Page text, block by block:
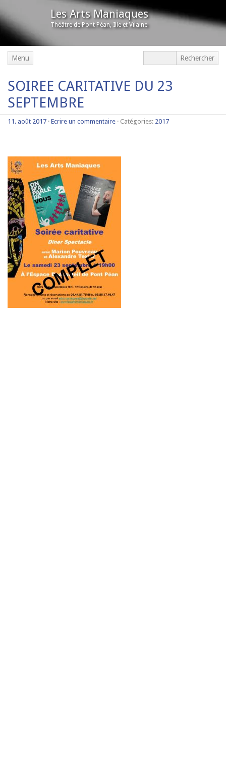
Les Arts Maniaques
Théâtre de Pont Péan, Ille et Vilaine
Menu
SOIREE CARITATIVE DU 23
SEPTEMBRE
11. août 2017 · Ecrire un commentaire · Catégories: 2017